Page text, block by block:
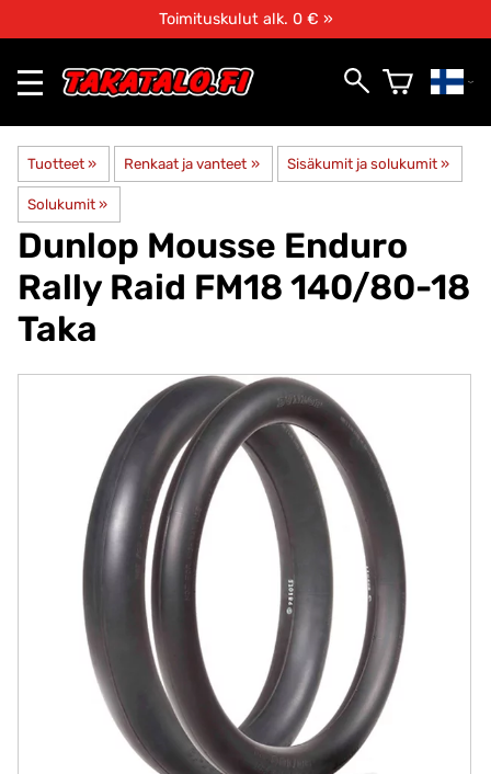
Toimituskulut alk. 0 € »
Tuotteet ‪» Renkaat ja vanteet ‪» Sisäkumit ja solukumit ‪»
Solukumit ‪»
Dunlop Mousse Enduro
Rally Raid FM18 140/80-18
Taka